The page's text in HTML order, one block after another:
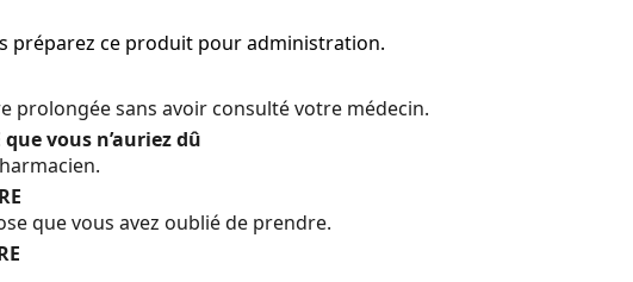
préparez ce produit pour administration.
prolongée sans avoir consulté votre médecin.
que vous n’auriez dû
que vous avez oublié de prendre.